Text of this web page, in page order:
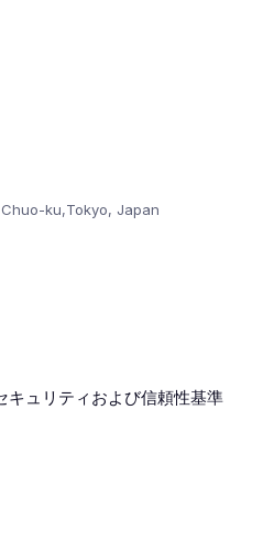
ku,Tokyo, Japan